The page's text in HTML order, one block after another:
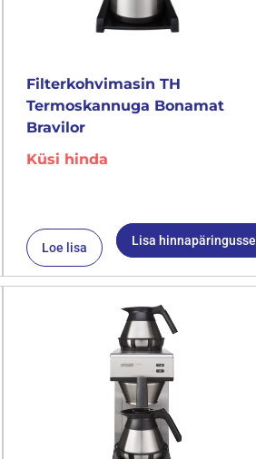
Filterkohvimasin TH
Termoskannuga Bonamat
Bravilor
Küsi hinda
Loe lisa Lisa hinnapäringusse